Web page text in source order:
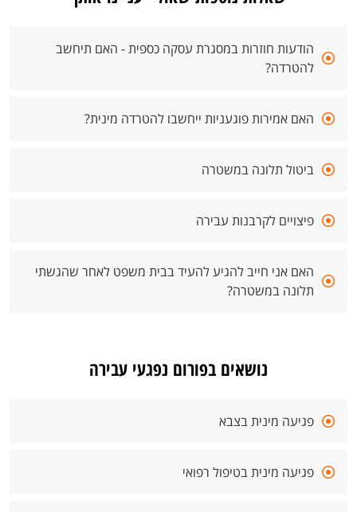
הודעות חוזרות במסגרת עסקה כספית - האם תיחשב
להטרדה?
האם אמירות פוגעניות ייחשבו להטרדה מינית?
ביטול תלונה במשטרה
פיצויים לקרבנות עבירה
האם אני חייב להגיע להעיד בבית משפט לאחר שהגשתי
תלונה במשטרה?
נושאים בפורום נפגעי עבירה
פגיעה מינית בצבא
פגיעה מינית בטיפול רפואי